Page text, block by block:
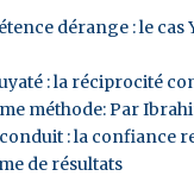
dérange : le cas
: la réciprocité
méthode: Par
: la confiance
de résultats